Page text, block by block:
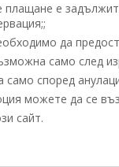
е
да
само след
според
можете да се
сайт.
-